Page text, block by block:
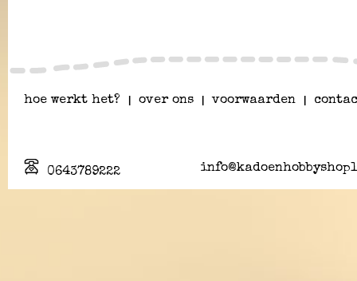
hoe werkt het? over ons voorwaarden
0643789222